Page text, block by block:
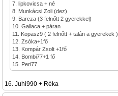
7. lipkovicsa + né
8. Munkácsi Zoli (dez)
9. Barcza (3 felnőtt 2 gyerekkel)
10. Gallaca + páran
11. Kopasz9 ( 2 felnőtt + talán a gyerekek )
12. Zsóka+1fő
13. Kompár Zsolt +1fő
14. Bombi77+1 fő
15. Peri77
16. Juhi990 + Réka